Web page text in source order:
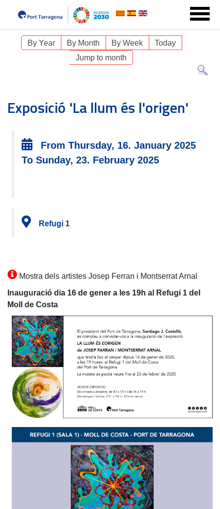
By Year By Month By Week
Today
Jump to month
Exposició 'La llum és l'origen'
From Thursday, 16. January 2025
To Sunday, 23. February 2025
Refugi 1
Mostra dels artistes Josep Ferran i Montserrat Arnal
Inauguració dia 16 de gener a les 19h al Refugi 1 del
Moll de Costa